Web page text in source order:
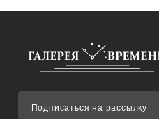
Подписаться на рассылку